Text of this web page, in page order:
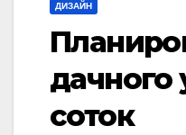
ДИЗАЙН
дачного
соток